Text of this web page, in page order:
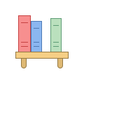
контенту